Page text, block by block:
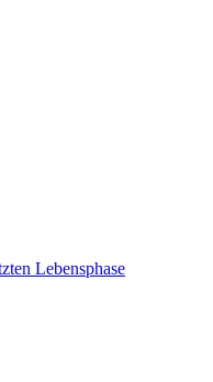
Lebensphase